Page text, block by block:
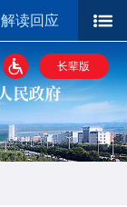
解读回应
政府数据长辈版